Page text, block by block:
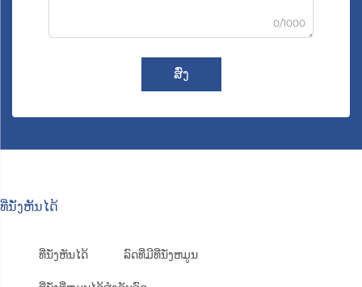
0/1000
ສົ່ງ
ທີ່ນັ່ງຫັນໄດ້
ທີ່ນັ່ງຫັນໄດ້ ລົດທີ່ມີທີ່ນັ່ງຫມູນ